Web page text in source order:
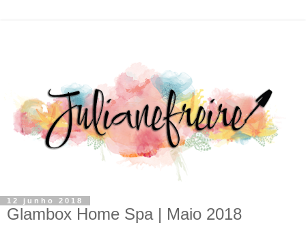
12 junho 2018
Glambox Home Spa | Maio 2018